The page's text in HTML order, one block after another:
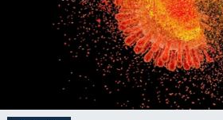
Resmi İlanlar
Rüya Tabirleri
Sağlık